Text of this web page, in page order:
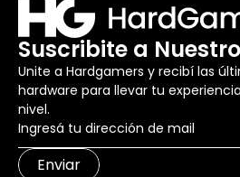
Suscribite a
Unite a Hardgamers y recibí las
hardware para llevar tu
nivel.
Enviar